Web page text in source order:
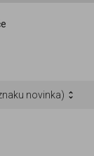
novinka)